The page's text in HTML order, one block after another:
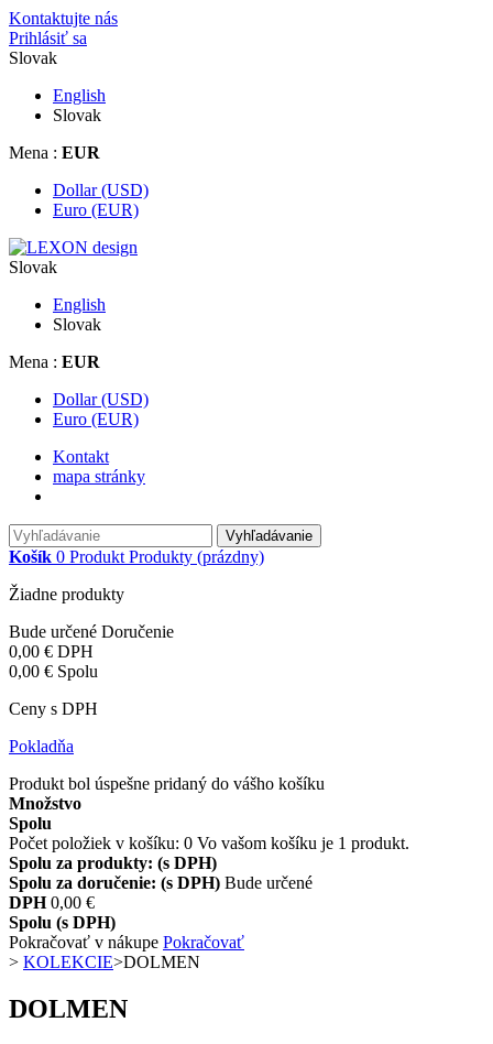
Kontaktujte nás
Prihlásiť sa
Slovak
English
Slovak
Mena : EUR
Dollar (USD)
Euro (EUR)
Slovak
English
Slovak
Mena : EUR
Dollar (USD)
Euro (EUR)
Kontakt
mapa stránky
Vyhľadávanie
Košík 0 Produkt Produkty (prázdny)
Žiadne produkty
Bude určené Doručenie
0,00 € DPH
0,00 € Spolu
Ceny s DPH
Pokladňa
Produkt bol úspešne pridaný do vášho košíku
Množstvo
Spolu
Počet položiek v košíku: 0 Vo vašom košíku je 1 produkt.
Spolu za produkty: (s DPH)
Spolu za doručenie: (s DPH) Bude určené
DPH 0,00 €
Spolu (s DPH)
Pokračovať v nákupe Pokračovať
> KOLEKCIE>DOLMEN
DOLMEN